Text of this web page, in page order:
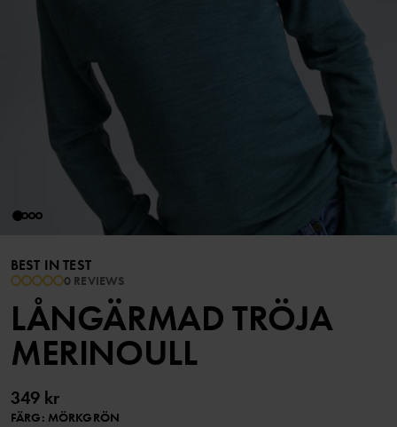
BEST IN TEST
0 REVIEWS
LÅNGÄRMAD TRÖJA
MERINOULL
349 kr
FÄRG: MÖRKGRÖN